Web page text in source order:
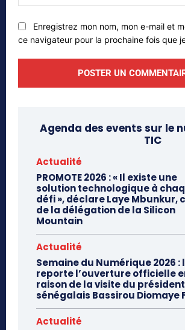
Enregistrez mon nom, mon e-mail et
ce navigateur pour la prochaine fois que
Agenda des events sur le
TIC
Actualité
PROMOTE 2026 : « Il existe une
solution technologique à
défi », déclare Laye Mbunkur,
de la délégation de la Silicon
Mountain
Actualité
Semaine du Numérique 2026 :
reporte l’ouverture officielle
raison de la visite du président
sénégalais Bassirou Diomaye
Actualité